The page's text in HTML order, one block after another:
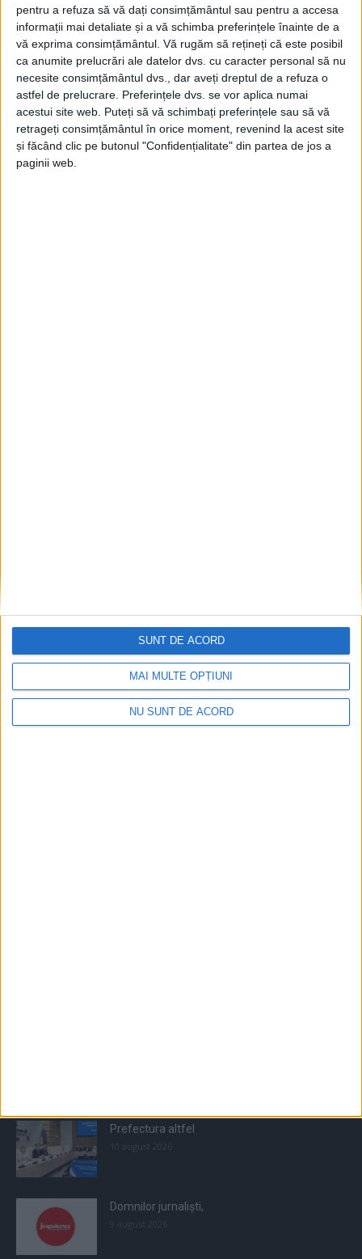
pentru a refuza să vă dați consimțământul sau pentru a accesa
informații mai detaliate și a vă schimba preferințele înainte de a
vă exprima consimțământul. Vă rugăm să rețineți că este posibil
ca anumite prelucrări ale datelor dvs. cu caracter personal să nu
necesite consimțământul dvs., dar aveți dreptul de a refuza o
astfel de prelucrare. Preferințele dvs. se vor aplica numai
acestui site web. Puteți să vă schimbați preferințele sau să vă
retrageți consimțământul în orice moment, revenind la acest site
și făcând clic pe butonul "Confidențialitate" din partea de jos a
paginii web.
MAI MULTE OPȚIUNI
NU SUNT DE ACORD
SUNT DE ACORD
Jupân de Salon
Prefectura altfel
Domnilor jurnaliști,